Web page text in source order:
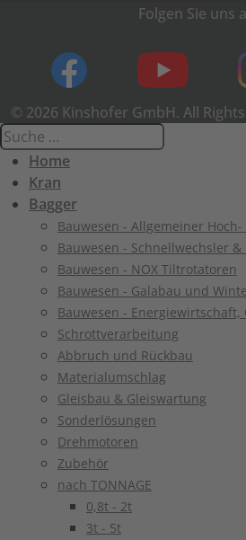
Folgen Sie uns
© 2026 Kinshofer GmbH. All
Home
Kran
Bagger
Bauwesen - Allgemeiner
Bauwesen - Schnellwechsler &
Bauwesen - NOX Tiltrotatoren
Bauwesen - Galabau und
Bauwesen - Energiewirtschaft,
Schrottverarbeitung
Abbruch und Rückbau
Materialumschlag
Gleisbau & Gleiswartung
Sonderlösungen
Drehmotoren
Zubehör
nach TONNAGE
0,8t - 2t
3t - 5t